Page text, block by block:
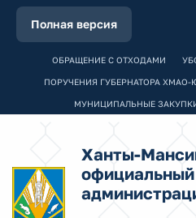
Полная версия
ОБРАЩЕНИЕ С ОТХОДАМИ
ПОРУЧЕНИЯ ГУБЕРНАТОРА ХМАО-
МУНИЦИПАЛЬНЫЕ
Ханты-
официальный